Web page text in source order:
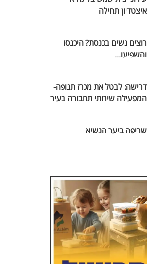
איצטדיון תחילה
רוצים נשים בכנסת? היכנסו
והשפיעו...
דרישה: לבטל את מכרז תנופה-
המפעילה שירותי תחבורה בעיר
שריפה ביער הנשיא